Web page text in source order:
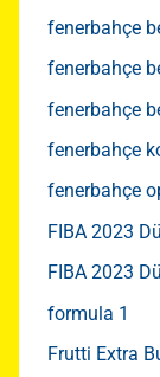
fenerbahçe
fenerbahçe
fenerbahçe
fenerbahçe
fenerbahçe
FIBA 2023
FIBA 2023
formula 1
Frutti Extra